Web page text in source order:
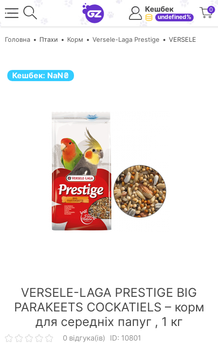
Кешбек
undefined%
0
Головна Птахи Корм Versele-Laga Prestige VERSELE
Кешбек: NaN₴
VERSELE-LAGA PRESTIGE BIG
PARAKEETS COCKATIELS – корм
для середніх папуг , 1 кг
0 відгука(ів) ID: 10801